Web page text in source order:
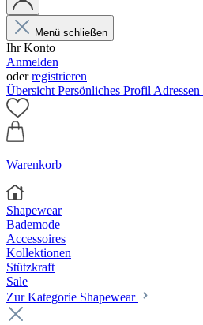
Menü schließen
Ihr Konto
Anmelden
oderregistrieren
Übersicht Persönliches Profil Adressen
Warenkorb
Shapewear
Bademode
Accessoires
Kollektionen
Stützkraft
Sale
Zur Kategorie Shapewear